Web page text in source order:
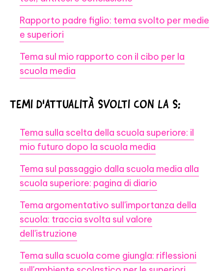
Rapporto padre figlio: tema svolto per medie
e superiori
Tema sul mio rapporto con il cibo per la
scuola media
TEMI D'ATTUALITÀ SVOLTI CON LA S:
Tema sulla scelta della scuola superiore: il
mio futuro dopo la scuola media
Tema sul passaggio dalla scuola media alla
scuola superiore: pagina di diario
Tema argomentativo sull'importanza della
scuola: traccia svolta sul valore
dell'istruzione
Tema sulla scuola come giungla: riflessioni